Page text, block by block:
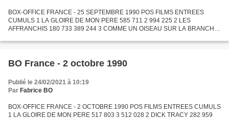
BOX-OFFICE FRANCE - 25 SEPTEMBRE 1990 POS FILMS ENTREES
CUMULS 1 LA GLOIRE DE MON PERE 585 711 2 994 225 2 LES
AFFRANCHIS 180 733 389 244 3 COMME UN OISEAU SUR LA BRANCHE
668 743 162 6 A LA...
BO France - 2 octobre 1990
Publié le 24/02/2021 à 10:19
Par Fabrice BO
BOX-OFFICE FRANCE - 2 OCTOBRE 1990 POS FILMS ENTREES CUMULS
1 LA GLOIRE DE MON PERE 517 803 3 512 028 2 DICK TRACY 282 959